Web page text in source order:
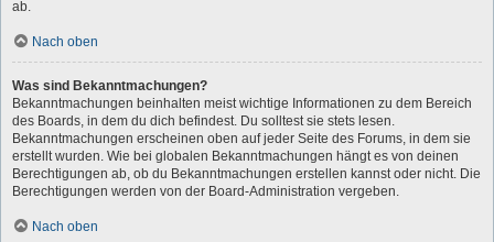
ab.
Nach oben
Was sind Bekanntmachungen?
Bekanntmachungen beinhalten meist wichtige Informationen zu dem Bereich
des Boards, in dem du dich befindest. Du solltest sie stets lesen.
Bekanntmachungen erscheinen oben auf jeder Seite des Forums, in dem sie
erstellt wurden. Wie bei globalen Bekanntmachungen hängt es von deinen
Berechtigungen ab, ob du Bekanntmachungen erstellen kannst oder nicht. Die
Berechtigungen werden von der Board-Administration vergeben.
Nach oben